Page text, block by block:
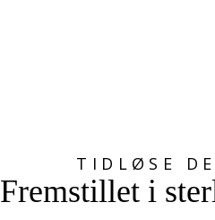
TIDLØSE
Fremstillet i